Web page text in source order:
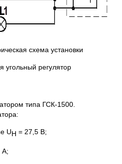
схема установки
угольный регулятор
типа ГСК-1500.
UН = 27,5 В;
А;